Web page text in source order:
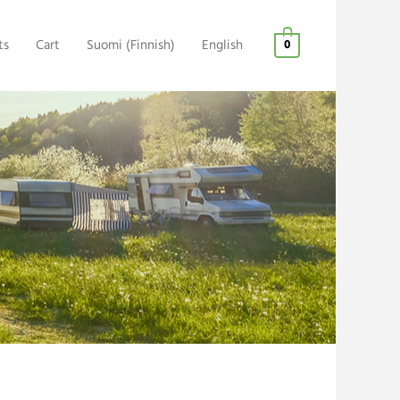
Cart Suomi ( Finnish) English 0